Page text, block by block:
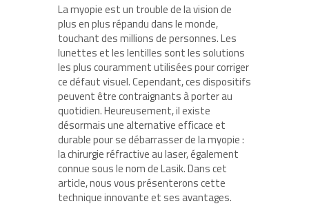
La myopie est un trouble de la vision de
plus en plus répandu dans le monde,
touchant des millions de personnes. Les
lunettes et les lentilles sont les solutions
les plus couramment utilisées pour corriger
ce défaut visuel. Cependant, ces dispositifs
peuvent être contraignants à porter au
quotidien. Heureusement, il existe
désormais une alternative efficace et
durable pour se débarrasser de la myopie :
la chirurgie réfractive au laser, également
connue sous le nom de Lasik. Dans cet
article, nous vous présenterons cette
technique innovante et ses avantages.